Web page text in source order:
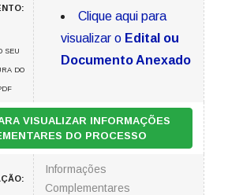
SEU
DO
Clique aqui para
visualizar o Edital ou
Documento Anexado
VISUALIZAR INFORMAÇÕES
DO PROCESSO
Informações
Complementares